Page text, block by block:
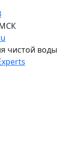
чистой воды